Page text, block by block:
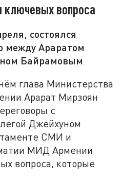
вопроса
состоялся
между Араратом
Байрамовым
глава Министерства
Арарат Мирзоян
с
Джейхуном
СМИ и
МИД Армении
вопроса, которые